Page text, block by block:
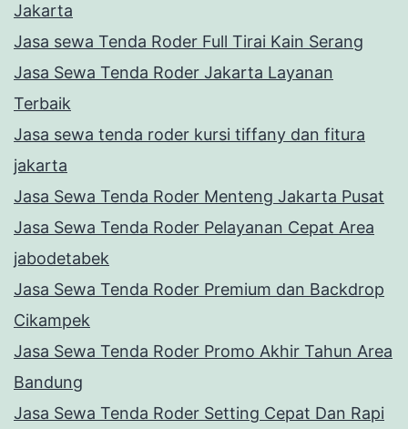
Jakarta
Jasa sewa Tenda Roder Full Tirai Kain Serang
Jasa Sewa Tenda Roder Jakarta Layanan
Terbaik
Jasa sewa tenda roder kursi tiffany dan fitura
jakarta
Jasa Sewa Tenda Roder Menteng Jakarta Pusat
Jasa Sewa Tenda Roder Pelayanan Cepat Area
jabodetabek
Jasa Sewa Tenda Roder Premium dan Backdrop
Cikampek
Jasa Sewa Tenda Roder Promo Akhir Tahun Area
Bandung
Jasa Sewa Tenda Roder Setting Cepat Dan Rapi